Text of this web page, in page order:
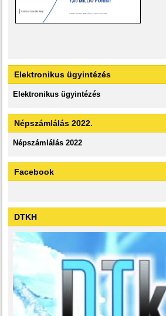
Elektronikus ügyintézés
Elektronikus ügyintézés
Népszámlálás 2022.
Népszámlálás 2022
Facebook
DTKH